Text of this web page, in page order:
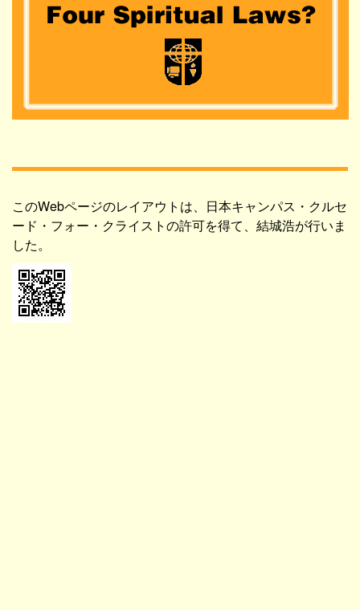
このWebページのレイアウトは、日本キャンパス・クルセ
ード・フォー・クライストの許可を得て、結城浩が行いま
した。